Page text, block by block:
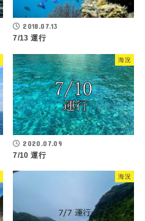
2018.07.13
7/13 運行
海況
2020.07.09
7/10 運行
海況